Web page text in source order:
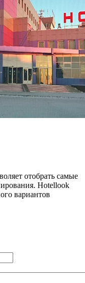
отобрать самые
Hotellook
вариантов